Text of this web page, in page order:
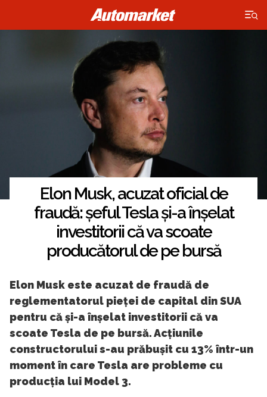
×
Elon Musk, acuzat oficial de
fraudă: șeful Tesla și-a înșelat
investitorii că va scoate
producătorul de pe bursă
Elon Musk este acuzat de fraudă de
reglementatorul pieței de capital din SUA
pentru că și-a înșelat investitorii că va
scoate Tesla de pe bursă. Acțiunile
constructorului s-au prăbușit cu 13% într-un
moment în care Tesla are probleme cu
producția lui Model 3.